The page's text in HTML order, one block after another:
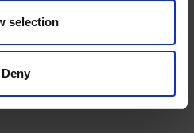
selection
Deny
司（EXTRUDE HONE®） 机械加
到的零件表面，并且对其进行成型